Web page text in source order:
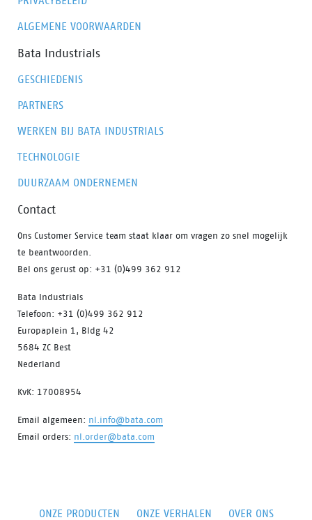
ALGEMENE VOORWAARDEN
Bata Industrials
GESCHIEDENIS
PARTNERS
WERKEN BIJ BATA INDUSTRIALS
TECHNOLOGIE
DUURZAAM ONDERNEMEN
Contact
Ons Customer Service team staat klaar om vragen zo snel mogelijk
te beantwoorden.
Bel ons gerust op: +31 (0)499 362 912
Bata Industrials
Telefoon: +31 (0)499 362 912
Europaplein 1, Bldg 42
5684 ZC Best
Nederland
KvK: 17008954
Email algemeen: nl.info@bata.com
Email orders: nl.order@bata.com
ONZE PRODUCTEN ONZE VERHALEN OVER ONS